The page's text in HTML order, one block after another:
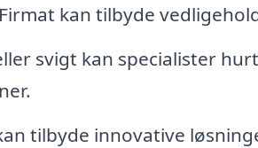
kan tilbyde
svigt kan specialister
tilbyde innovative